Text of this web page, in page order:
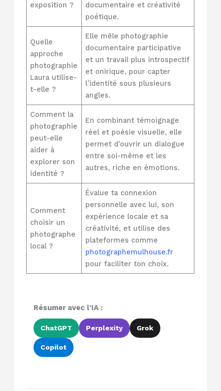
exposition ?
documentaire et créativité
poétique.
Quelle
approche
photographie
Laura utilise-
t-elle ?
Elle mêle photographie
documentaire participative
et un travail plus introspectif
et onirique, pour capter
l’identité sous plusieurs
angles.
Comment la
photographie
peut-elle
aider à
explorer son
identité ?
En combinant témoignage
réel et poésie visuelle, elle
permet d’ouvrir un dialogue
entre soi-même et les
autres, riche en émotions.
Comment
choisir un
photographe
local ?
Évalue ta connexion
personnelle avec lui, son
expérience locale et sa
créativité, et utilise des
plateformes comme
photographemulhouse.fr
pour faciliter ton choix.
Résumer avec l'IA :
ChatGPT Perplexity Grok
Copilot